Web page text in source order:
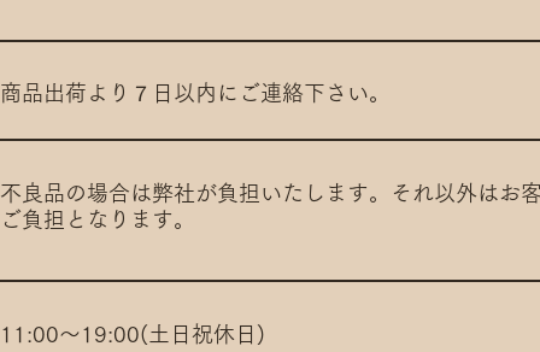
商品出荷より７日以内にご連絡下さい。
不良品の場合は弊社が負担いたします。それ以外はお
ご負担となります。
11:00～19:00(土日祝休日)